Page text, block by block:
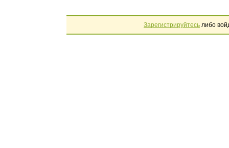
Зарегистрируйтесь либо